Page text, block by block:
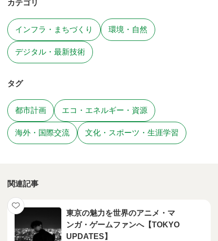
カテゴリ
インフラ・まちづくり 環境・自然
デジタル・最新技術
タグ
都市計画 エコ・エネルギー・資源
海外・国際交流 文化・スポーツ・生涯学習
関連記事
東京の魅力を世界のアニメ・マ
ンガ・ゲームファンへ【TOKYO
UPDATES】